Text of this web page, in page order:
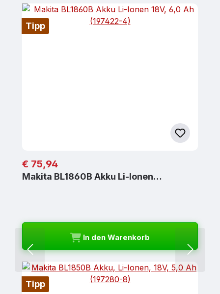
Tipp
Regulärer Preis:
€ 75,94
Makita BL1860B Akku Li-Ionen…
In den Warenkorb
Tipp